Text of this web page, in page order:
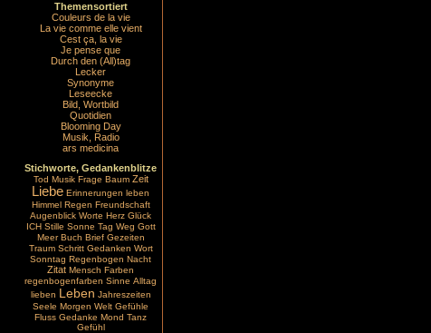
Themensortiert
Couleurs de la vie
La vie comme elle vient
Cest ça, la vie
Je pense que
Durch den (All)tag
Lecker
Synonyme
Leseecke
Bild, Wortbild
Quotidien
Blooming Day
Musik, Radio
ars medicina
Stichworte, Gedankenblitze
Tod Musik Frage Baum Zeit
Liebe Erinnerungen leben
Himmel Regen Freundschaft
Augenblick Worte Herz Glück
ICH Stille Sonne Tag Weg Gott
Meer Buch Brief Gezeiten
Traum Schritt Gedanken Wort
Sonntag Regenbogen Nacht
Zitat Mensch Farben
regenbogenfarben Sinne Alltag
lieben Leben Jahreszeiten
Seele Morgen Welt Gefühle
Fluss Gedanke Mond Tanz
Gefühl